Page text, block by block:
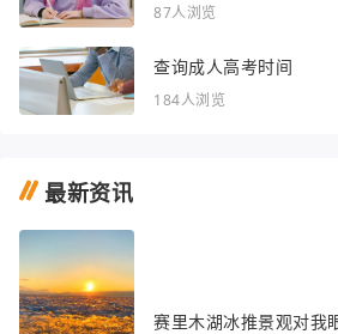
87人浏览
查询成人高考时间
184人浏览
最新资讯
赛里木湖冰推景观对我